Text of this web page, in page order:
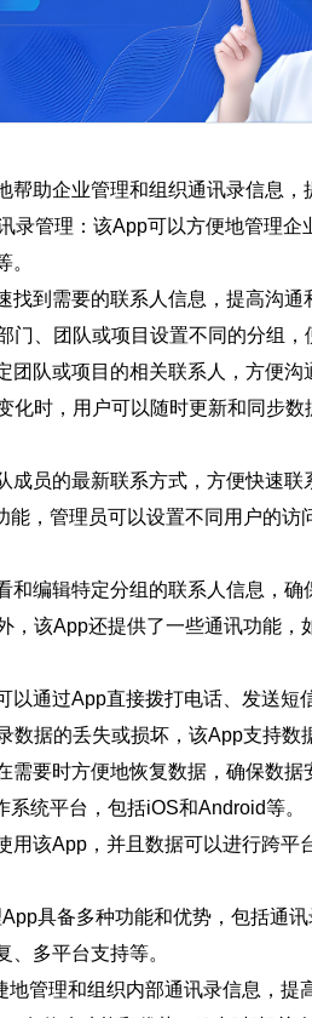
助企业管理和组织通讯录信息，
录管理：该App可以方便地管理企
。
到需要的联系人信息，提高沟通
门、团队或项目设置不同的分组，
队或项目的相关联系人，方便沟
化时，用户可以随时更新和同步
员的最新联系方式，方便快速联
能，管理员可以设置不同用户的访
和编辑特定分组的联系人信息，确
，该App还提供了一些通讯功能，
通过App直接拨打电话、发送短
数据的丢失或损坏，该App支持数
要时方便地恢复数据，确保数据
统平台，包括iOS和Android等。
用该App，并且数据可以进行跨平
具备多种功能和优势，包括通
、多平台支持等。
管理和组织内部通讯录信息，提